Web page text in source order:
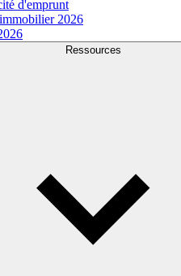
d'emprunt
2026
Ressources